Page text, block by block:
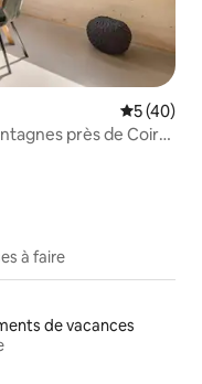
Note
5 (40)
près de Coire,
à faire
de vacances